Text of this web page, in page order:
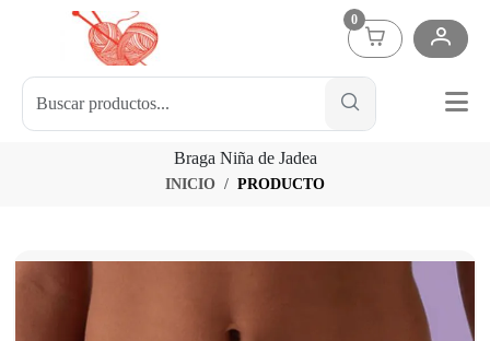
0
Braga Niña de Jadea
INICIO PRODUCTO